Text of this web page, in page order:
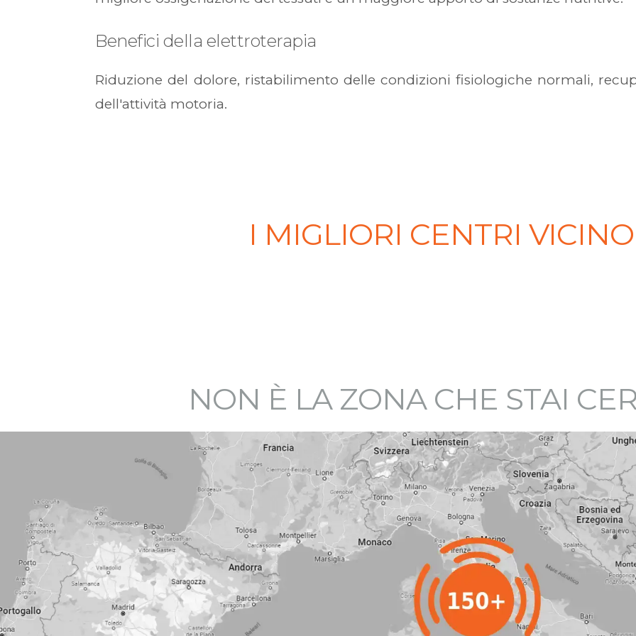
Benefici della elettroterapia
Riduzione del dolore, ristabilimento delle condizioni fisiologiche normali,
dell'attività motoria.
I MIGLIORI CENTRI
NON È LA ZONA CHE STAI